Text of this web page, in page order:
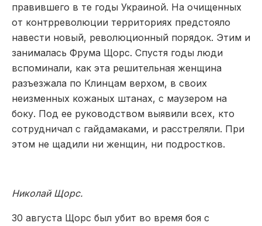
правившего в те годы Украиной. На очищенных
от контрреволюции территориях предстояло
навести новый, революционный порядок. Этим и
занималась Фрума Щорс. Спустя годы люди
вспоминали, как эта решительная женщина
разъезжала по Клинцам верхом, в своих
неизменных кожаных штанах, с маузером на
боку. Под ее руководством выявили всех, кто
сотрудничал с гайдамаками, и расстреляли. При
этом не щадили ни женщин, ни подростков.
Николай Щорс.
30 августа Щорс был убит во время боя с